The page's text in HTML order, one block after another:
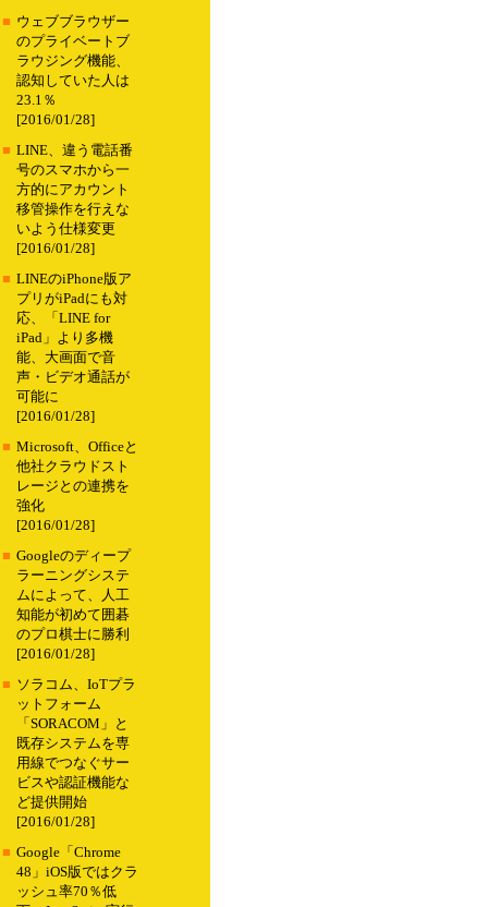
■ ウェブブラウザー
のプライベートブ
ラウジング機能、
認知していた人は
23.1％
[2016/01/28]
■ LINE、違う電話番
号のスマホから一
方的にアカウント
移管操作を行えな
いよう仕様変更
[2016/01/28]
■ LINEのiPhone版ア
プリがiPadにも対
応、「LINE for
iPad」より多機
能、大画面で音
声・ビデオ通話が
可能に
[2016/01/28]
■ Microsoft、Officeと
他社クラウドスト
レージとの連携を
強化
[2016/01/28]
■ Googleのディープ
ラーニングシステ
ムによって、人工
知能が初めて囲碁
のプロ棋士に勝利
[2016/01/28]
■ ソラコム、IoTプラ
ットフォーム
「SORACOM」と
既存システムを専
用線でつなぐサー
ビスや認証機能な
ど提供開始
[2016/01/28]
■ Google「Chrome
48」iOS版ではクラ
ッシュ率70％低